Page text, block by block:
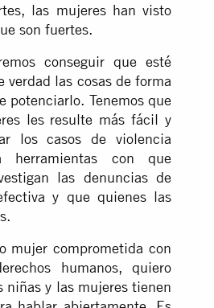
las mujeres han visto
son fuertes.
conseguir que esté
verdad las cosas de forma
potenciarlo. Tenemos que
les resulte más fácil y
los casos de violencia
herramientas con que
las denuncias de
y que quienes las
mujer comprometida con
humanos, quiero
niñas y las mujeres tienen